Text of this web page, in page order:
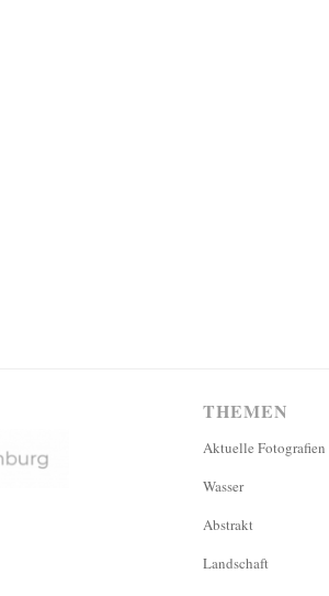
THEMEN
Aktuelle Fotografien
Wasser
Abstrakt
Landschaft